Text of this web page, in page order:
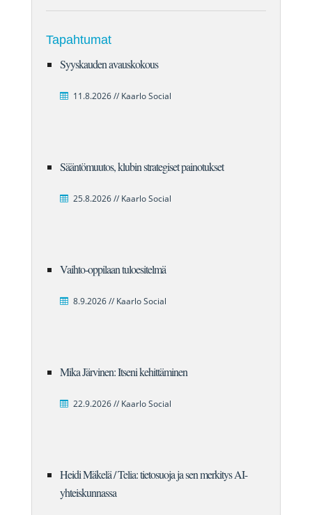
Tapahtumat
Syyskauden avauskokous
11.8.2026 // Kaarlo Social
Sääntömuutos, klubin strategiset painotukset
25.8.2026 // Kaarlo Social
Vaihto-oppilaan tuloesitelmä
8.9.2026 // Kaarlo Social
Mika Järvinen: Itseni kehittäminen
22.9.2026 // Kaarlo Social
Heidi Mäkelä / Telia: tietosuoja ja sen merkitys AI-
yhteiskunnassa